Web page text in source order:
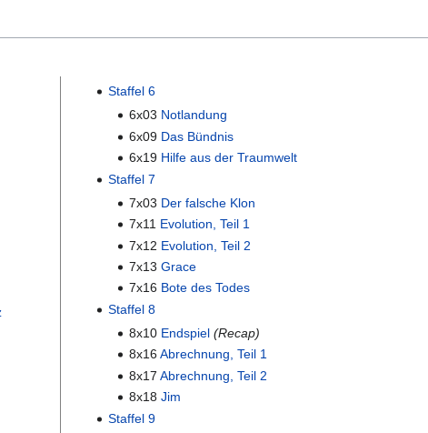
Staffel 6
6x03 Notlandung
6x09 Das Bündnis
6x19 Hilfe aus der Traumwelt
Staffel 7
7x03 Der falsche Klon
7x11 Evolution, Teil 1
7x12 Evolution, Teil 2
7x13 Grace
7x16 Bote des Todes
Staffel 8
8x10 Endspiel (Recap)
8x16 Abrechnung, Teil 1
8x17 Abrechnung, Teil 2
8x18 Jim
Staffel 9